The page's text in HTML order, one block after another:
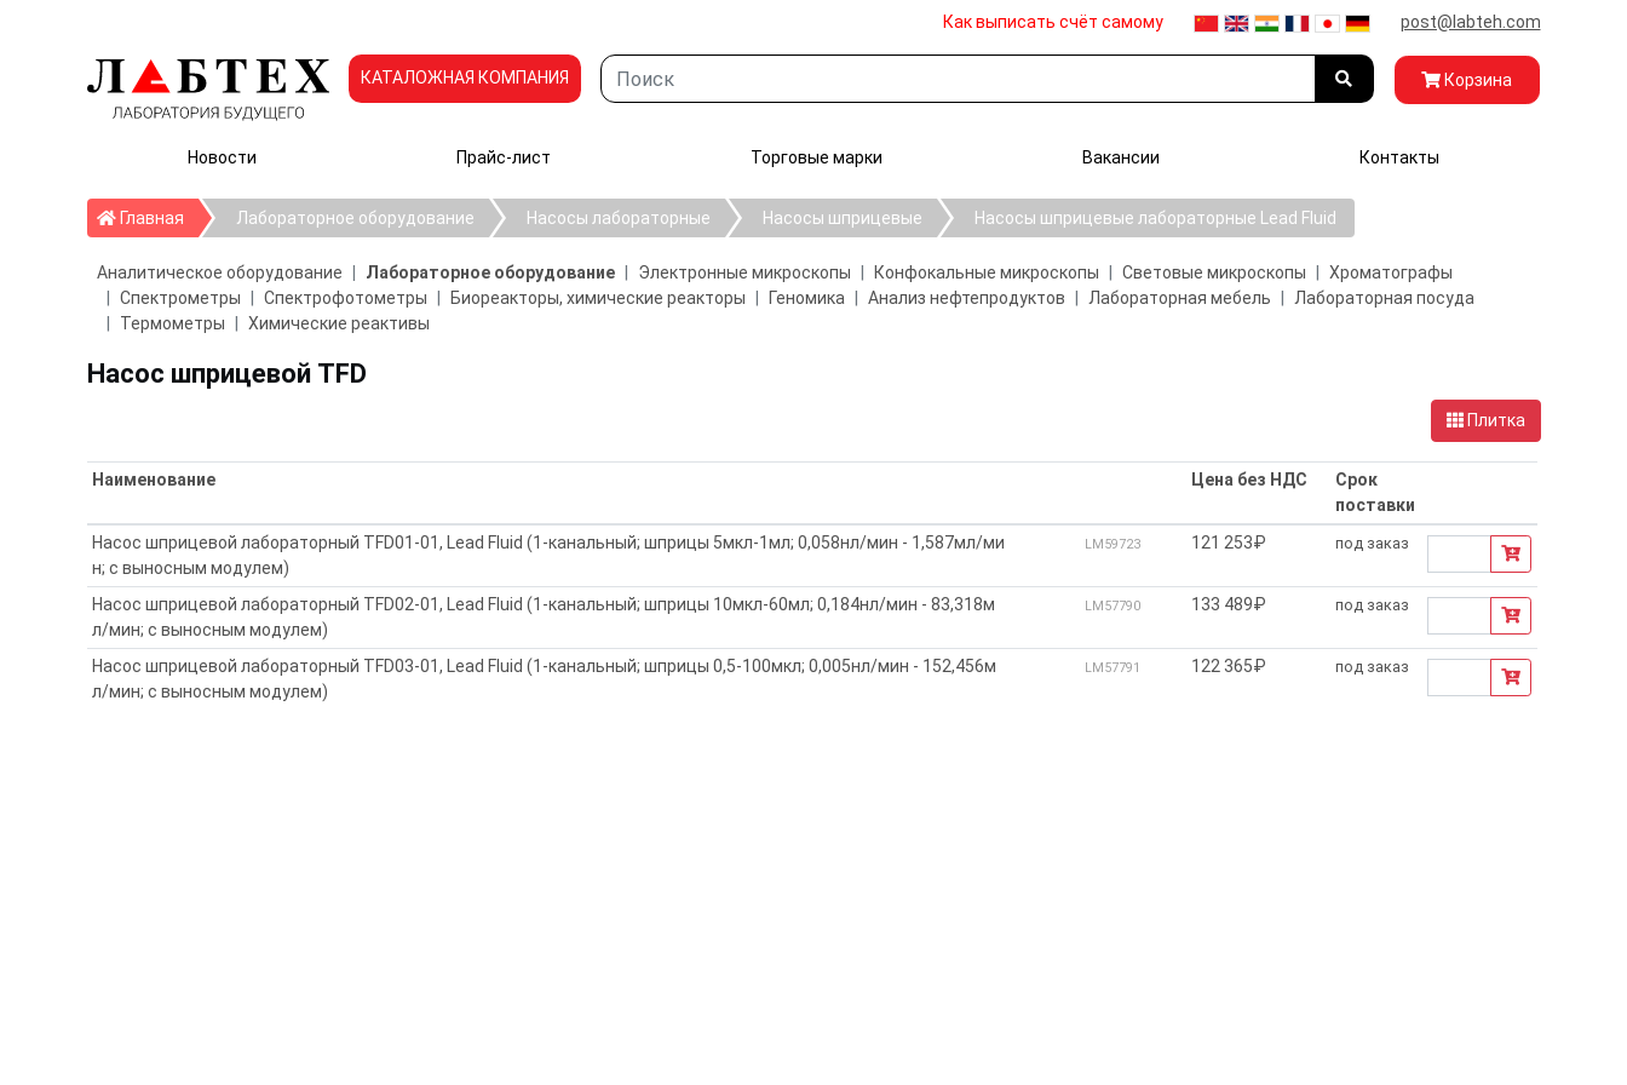
Как выписать счёт самому post@labteh.com
КАТАЛОЖНАЯ КОМПАНИЯ Корзина
Новости Прайс-лист Торговые марки Вакансии Контакты
ГлавнаяГлавнаяЛабораторное оборудование Насосы лабораторные Насосы шприцевые Насосы шприцевые лабораторные Lead Fluid
Аналитическое оборудование Лабораторное оборудование Электронные микроскопы Конфокальные микроскопы Световые микроскопы
Хроматографы
Спектрометры
Спектрофотометры Биореакторы, химические реакторы Геномика Анализ нефтепродуктов Лабораторная мебель
Лабораторная посуда
Термометры
Химические реактивы
Насос шприцевой TFD
Плитка
Наименование Цена без НДС
Срок
поставки
Насос шприцевой лабораторный TFD01-01, Lead Fluid (1-канальный; шприцы 5мкл-1мл; 0,058нл/мин - 1,587мл/ми
н; с выносным модулем)
LM59723 121 253₽ под заказ
Насос шприцевой лабораторный TFD02-01, Lead Fluid (1-канальный; шприцы 10мкл-60мл; 0,184нл/мин - 83,318м
л/мин; с выносным модулем)
LM57790 133 489₽ под заказ
Насос шприцевой лабораторный TFD03-01, Lead Fluid (1-канальный; шприцы 0,5-100мкл; 0,005нл/мин - 152,456м
л/мин; с выносным модулем)
LM57791 122 365₽ под заказ